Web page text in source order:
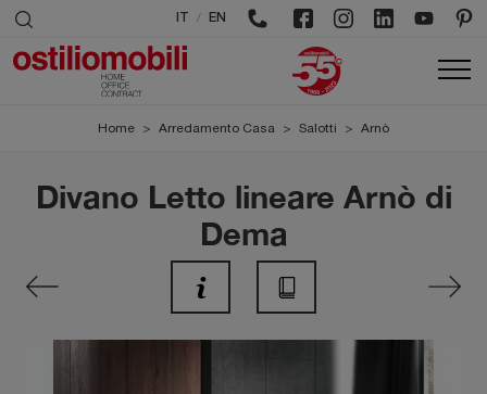
/ EN
Home > Arredamento Casa > Salotti > Arnò
Divano Letto lineare Arnò di
Dema